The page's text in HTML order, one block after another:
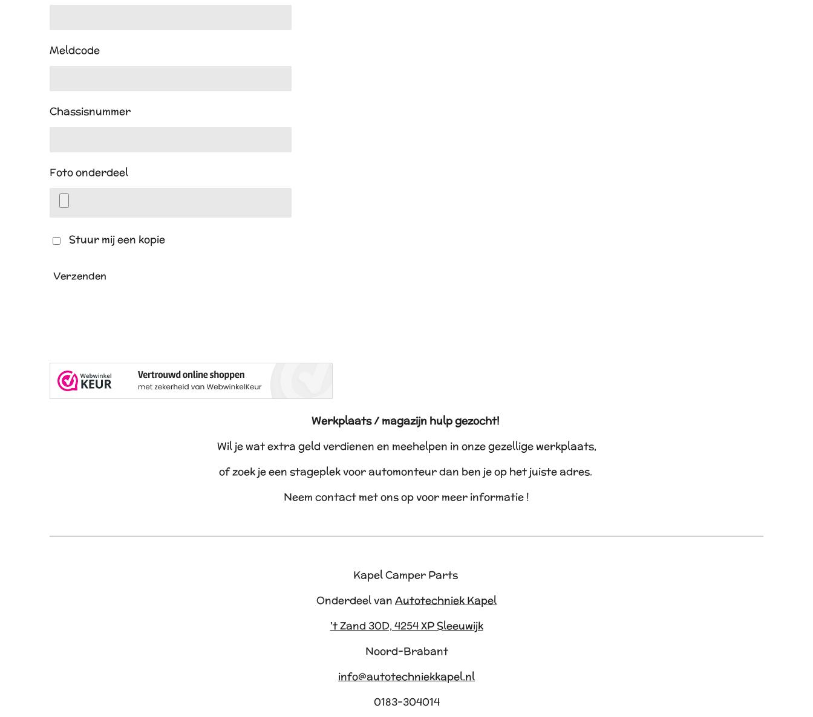
Meldcode
Chassisnummer
Foto onderdeel
Stuur mij een kopie
Verzenden
Werkplaats / magazijn hulp gezocht!
Wil je wat extra geld verdienen en meehelpen in onze gezellige werkplaats,
of zoek je een stageplek voor automonteur dan ben je op het juiste adres.
Neem contact met ons op voor meer informatie !
Kapel Camper Parts
Onderdeel van Autotechniek Kapel
't Zand 30D, 4254 XP Sleeuwijk
Noord-Brabant
info@autotechniekkapel.nl
0183-304014